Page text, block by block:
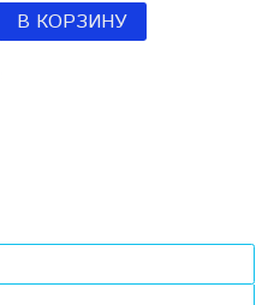
В КОРЗИНУ